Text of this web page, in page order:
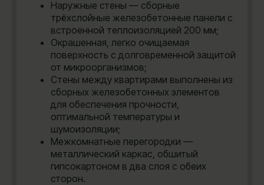
Наружные стены — сборные
трёхслойные железобетонные панели с
встроенной теплоизоляцией 200 мм;
Окрашенная, легко очищаемая
поверхность с долговременной защитой
от микроорганизмов;
Стены между квартирами выполнены из
сборных железобетонных элементов
для обеспечения прочности,
оптимальной температуры и
шумоизоляции;
Межкомнатные перегородки —
металлический каркас, обшитый
гипсокартоном в два слоя с обеих
сторон.